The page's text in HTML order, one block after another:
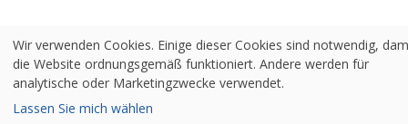
Wir verwenden Cookies. Einige dieser Cookies sind notwendig,
die Website ordnungsgemäß funktioniert. Andere werden für
analytische oder Marketingzwecke verwendet.
Lassen Sie mich wählen